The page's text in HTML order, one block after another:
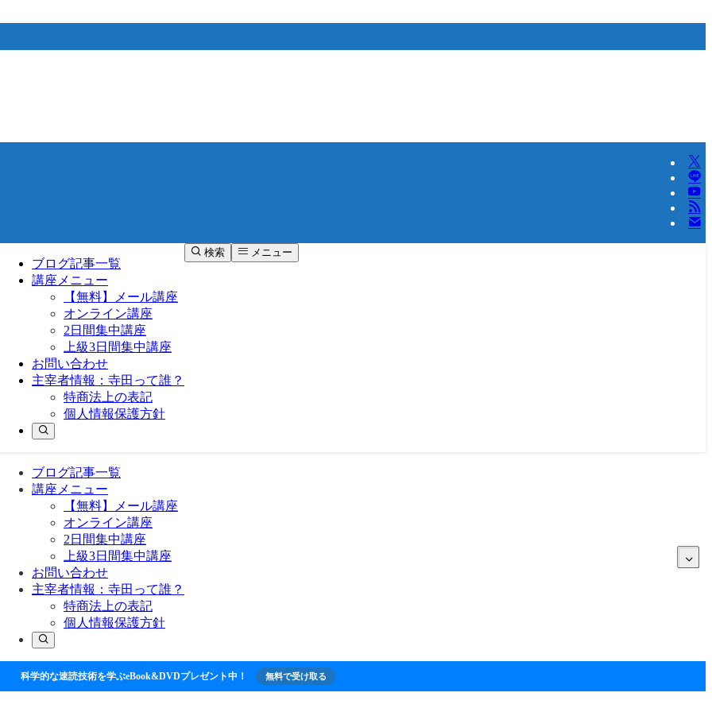
ブログ記事一覧
講座メニュー
【無料】メール講座
オンライン講座
2日間集中講座
上級3日間集中講座
お問い合わせ
主宰者情報：寺田って誰？
特商法上の表記
個人情報保護方針
検索 メニュー
ブログ記事一覧
講座メニュー
【無料】メール講座
オンライン講座
2日間集中講座
上級3日間集中講座
お問い合わせ
主宰者情報：寺田って誰？
特商法上の表記
個人情報保護方針
科学的な速読技術を学ぶeBook&DVDプレゼント中！ 無料で受け取る